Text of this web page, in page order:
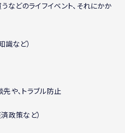
などのライフイベント、それにかか
識など）
や、トラブル防止
政策など）